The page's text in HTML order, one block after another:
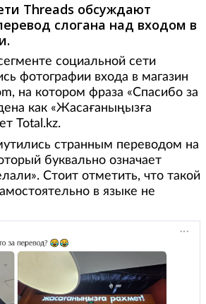
Тhreads обсуждают
слогана над входом в
социальной сети
фотографии входа в магазин
на котором фраза «Спасибо за
как «Жасағаныңызға
Total.kz.
странным переводом на
буквально означает
Стоит отметить, что такой
в языке не